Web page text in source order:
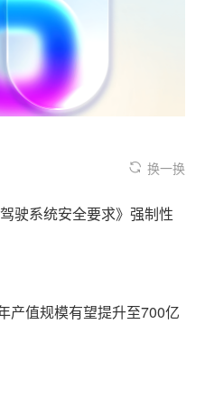
换一换
驶系统安全要求》强制性
产值规模有望提升至700亿